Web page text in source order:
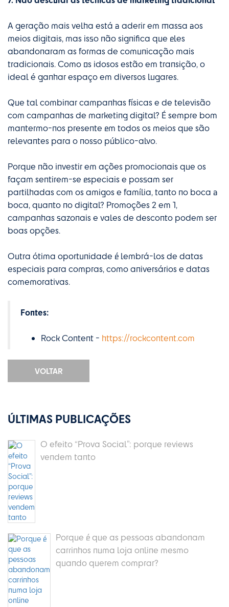
A geração mais velha está a aderir em massa aos
meios digitais, mas isso não significa que eles
abandonaram as formas de comunicação mais
tradicionais. Como os idosos estão em transição, o
ideal é ganhar espaço em diversos lugares.
Que tal combinar campanhas físicas e de televisão
com campanhas de marketing digital? É sempre bom
mantermo-nos presente em todos os meios que são
relevantes para o nosso público-alvo.
Porque não investir em ações promocionais que os
façam sentirem-se especiais e possam ser
partilhadas com os amigos e família, tanto no boca a
boca, quanto no digital? Promoções 2 em 1,
campanhas sazonais e vales de desconto podem ser
boas opções.
Outra ótima oportunidade é lembrá-los de datas
especiais para compras, como aniversários e datas
comemorativas.
Fontes:
Rock Content - https://rockcontent.com
VOLTAR
ÚLTIMAS PUBLICAÇÕES
O efeito “Prova Social”: porque reviews
vendem tanto
Porque é que as pessoas abandonam
carrinhos numa loja online mesmo
quando querem comprar?